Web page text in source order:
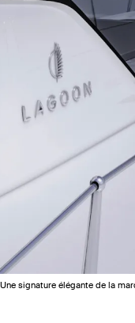
Une signature élégante de la